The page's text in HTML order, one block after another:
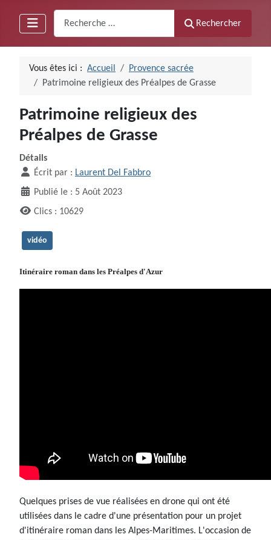
Rechercher
Vous êtes ici : Accueil
Provence sacrée
Patrimoine religieux des Préalpes de Grasse
Patrimoine religieux des
Préalpes de Grasse
Détails
Écrit par : Laurent Del Fabbro
Publié le : 5 Août 2023
Clics : 10629
vidéo
Itinéraire roman dans les Préalpes d'Azur
Quelques prises de vue réalisées en drone qui ont été
utilisées dans le cadre d'une présentation pour un projet
d'itinéraire roman dans les Alpes-Maritimes. L'occasion de